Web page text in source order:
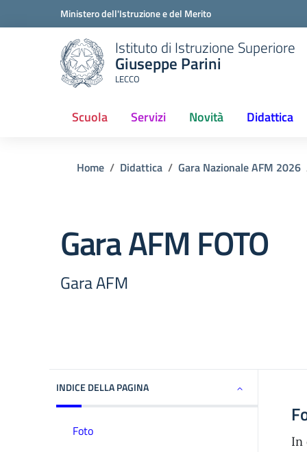
Ministero dell'Istruzione e del Merito
Istituto di Istruzione Superiore
Giuseppe Parini
LECCO
Scuola Servizi
(current) Novità Didattica
Home Didattica Gara Nazionale AFM 2026
Gara AFM FOTO
Gara AFM
INDICE DELLA PAGINA
Foto
In